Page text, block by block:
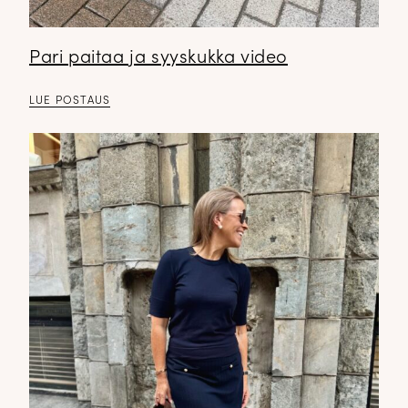
Pari paitaa ja syyskukka video
LUE POSTAUS